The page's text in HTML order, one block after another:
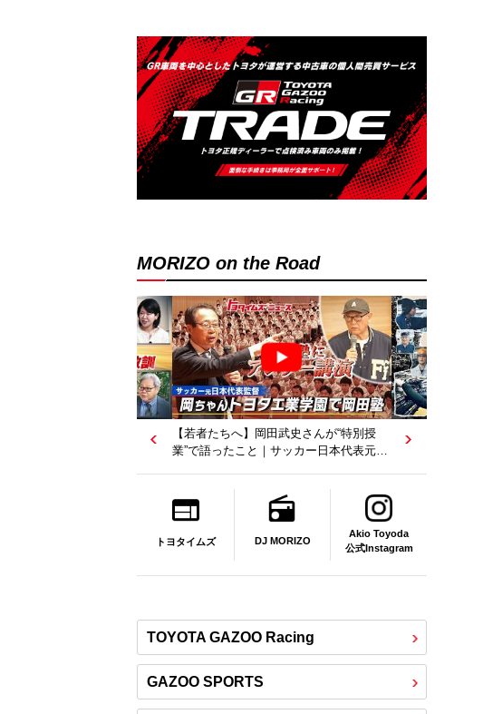
MORIZO on the Road
【若者たちへ】岡田武史さんが“特別授
業”で語ったこと｜サッカー日本代表元監
トヨタイムズ DJ MORIZO
Akio Toyoda
公式Instagram
TOYOTA GAZOO Racing
GAZOO SPORTS